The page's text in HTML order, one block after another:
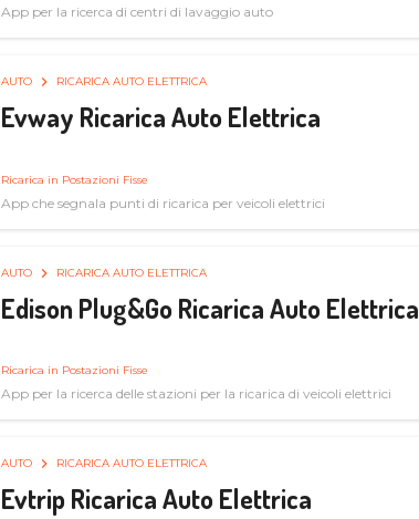
App per la ricerca di centri di lavaggio auto
AUTO RICARICA AUTO ELETTRICA
Evway Ricarica Auto Elettrica
Ricarica in Postazioni Fisse
App che segnala punti di ricarica per veicoli elettrici
AUTO RICARICA AUTO ELETTRICA
Edison Plug&Go Ricarica Auto Elettrica
Ricarica in Postazioni Fisse
App per la ricerca delle stazioni per la ricarica di veicoli elettrici
AUTO RICARICA AUTO ELETTRICA
Evtrip Ricarica Auto Elettrica